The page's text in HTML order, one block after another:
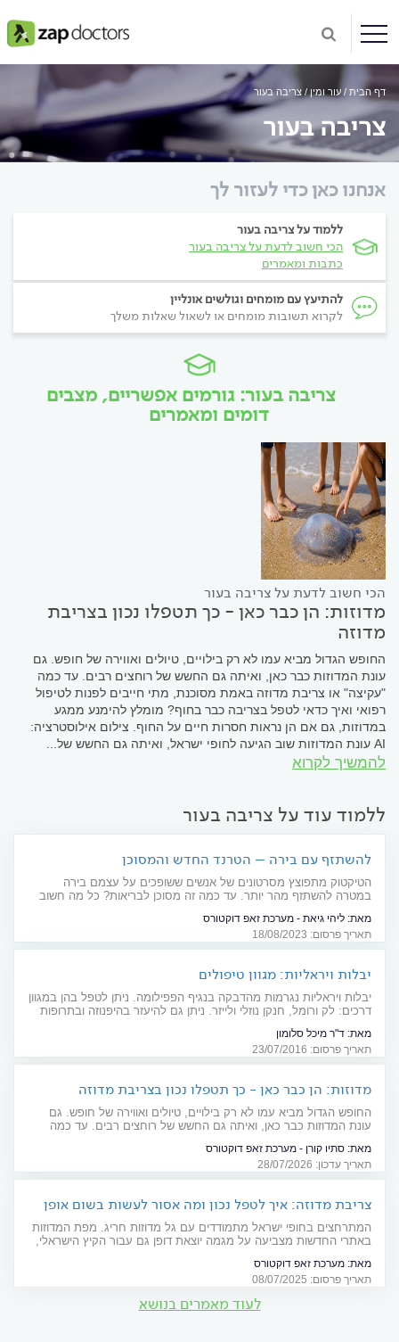
דף הבית עור ומין צריבה בעור
צריבה בעור
אנחנו כאן כדי לעזור לך
ללמוד על צריבה בעור
הכי חשוב לדעת על צריבה בעור
כתבות ומאמרים
להתיעץ עם מומחים וגולשים אונליין
לקרוא תשובות מומחים או לשאול שאלות משלך
צריבה בעור: גורמים אפשריים, מצבים
דומים ומאמרים
הכי חשוב לדעת על צריבה בעור
מדוזות: הן כבר כאן - כך תטפלו נכון בצריבת
מדוזה
החופש הגדול מביא עמו לא רק בילויים, טיולים ואווירה של חופש. גם
עונת המדוזות כבר כאן, ואיתה גם החשש של רוחצים רבים. עד כמה
"עקיצה" או צריבת מדוזה באמת מסוכנת, מתי חייבים לפנות לטיפול
רפואי ואיך כדאי לטפל בצריבה כבר בחוף? מומלץ להימנע ממגע
במדוזות, גם אם הן נראות חסרות חיים על החוף. צילום אילוסטרציה:
AI עונת המדוזות שוב הגיעה לחופי ישראל, ואיתה גם החשש של...
להמשיך לקרוא
ללמוד עוד על צריבה בעור
להשתזף עם בירה – הטרנד החדש והמסוכן
הטיקטוק מתפוצץ מסרטונים של אנשים ששופכים על עצמם בירה
במטרה להשתזף מהר יותר. עד כמה זה מסוכן לבריאות? כל מה חשוב
מאת: ליהי גיאת - מערכת זאפ דוקטורס
תאריך פרסום: 18/08/2023
יבלות ויראליות: מגוון טיפולים
יבלות ויראליות נגרמות מהדבקה בנגיף הפפילומה. ניתן לטפל בהן במגוון
דרכים: לק ורומל, חנקן נוזלי ולייזר. ניתן גם להיעזר בהיפנוזה ובתרופות
מאת: ד"ר מיכל סלומון
תאריך פרסום: 23/07/2016
מדוזות: הן כבר כאן - כך תטפלו נכון בצריבת מדוזה
החופש הגדול מביא עמו לא רק בילויים, טיולים ואווירה של חופש. גם
עונת המדוזות כבר כאן, ואיתה גם החשש של רוחצים רבים. עד כמה
רפואי ואיך כדאי לטפל בצריבה כבר בחוף?
מאת: סתיו קורן - מערכת זאפ דוקטורס
תאריך עדכון: 28/07/2026
צריבת מדוזה: איך לטפל נכון ומה אסור לעשות בשום אופן
המתרחצים בחופי ישראל מתמודדים עם גל מדוזות חריג. מפת המדוזות
באתרי החדשות מצביעה על מגמה יוצאת דופן גם עבור הקיץ הישראלי,
של צריבת מדוזה ומתי יש חובה לפנות לטיפול רפואי
מאת: מערכת זאפ דוקטורס
תאריך פרסום: 08/07/2025
לעוד מאמרים בנושא